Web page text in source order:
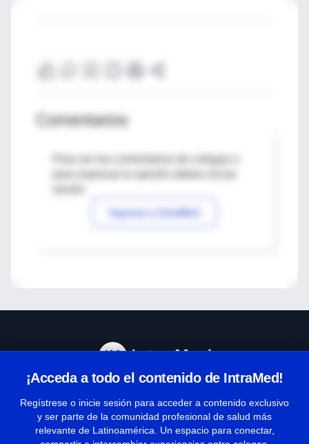
Comentarios
Para ver los comentarios de colegas o
Ingresar a IntraMed
¡Acceda a todo el contenido de IntraMed!
Regístrese o inicie sesión para acceder a contenido exclusivo
y ser parte de la comunidad profesional de salud más
relevante de Latinoamérica. Un espacio para conectar,
Términos y condiciones